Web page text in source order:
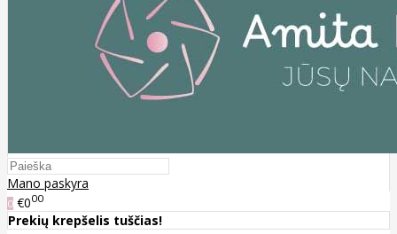
Mano paskyra
0 €000
Prekių krepšelis tuščias!